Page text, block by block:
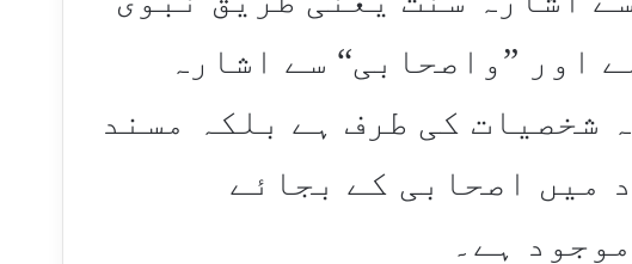
اور ”واصحابی“ سے اشارہ
شخصیات کی طرف ہے بلکہ مسند
میں اصحابی کے بجائے
ہے۔